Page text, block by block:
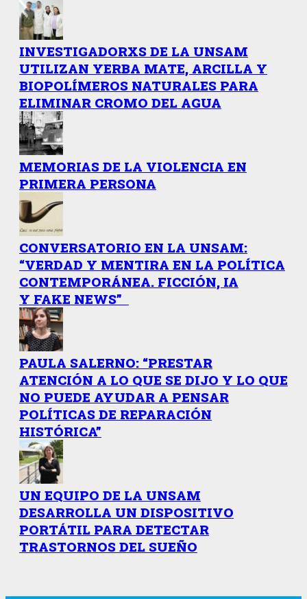
INVESTIGADORXS DE LA UNSAM
UTILIZAN YERBA MATE, ARCILLA Y
BIOPOLÍMEROS NATURALES PARA
ELIMINAR CROMO DEL AGUA
MEMORIAS DE LA VIOLENCIA EN
PRIMERA PERSONA
CONVERSATORIO EN LA UNSAM:
“VERDAD Y MENTIRA EN LA POLÍTICA
CONTEMPORÁNEA. FICCIÓN, IA
Y FAKE NEWS”
PAULA SALERNO: “PRESTAR
ATENCIÓN A LO QUE SE DIJO Y LO QUE
NO PUEDE AYUDAR A PENSAR
POLÍTICAS DE REPARACIÓN
HISTÓRICA”
UN EQUIPO DE LA UNSAM
DESARROLLA UN DISPOSITIVO
PORTÁTIL PARA DETECTAR
TRASTORNOS DEL SUEÑO